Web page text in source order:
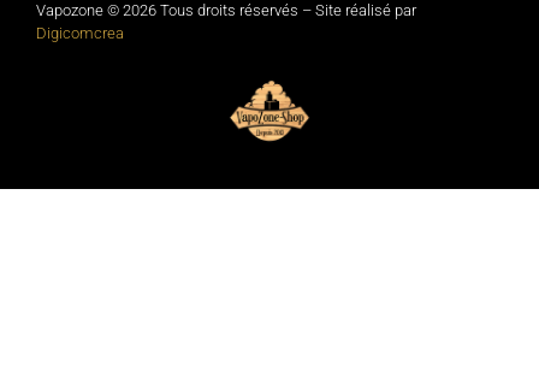
Vapozone © 2026 Tous droits réservés – Site réalisé par
Digicomcrea